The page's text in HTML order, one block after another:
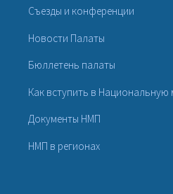
Съезды и конференции
Новости Палаты
Бюллетень палаты
Как вступить в Национальную
Документы НМП
НМП в регионах